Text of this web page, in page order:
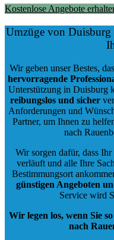
Kostenlose Angebote
Umzüge von Duisburg
Wir geben unser Bestes,
hervorragende
Unterstützung in Duisburg
reibungslos und sicher
Anforderungen und
Partner, um Ihnen zu
nach
Wir sorgen dafür, dass
verläuft und alle Ihre
Bestimmungsort
günstigen Angeboten
Service wird
Wir legen los, wenn Sie
nach